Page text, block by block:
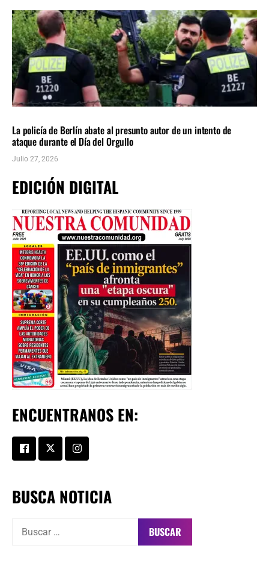
La policía de Berlín abate al presunto autor de un intento de
ataque durante el Día del Orgullo
Julio 27, 2026
EDICIÓN DIGITAL
ENCUENTRANOS EN:
BUSCA NOTICIA
Buscar: